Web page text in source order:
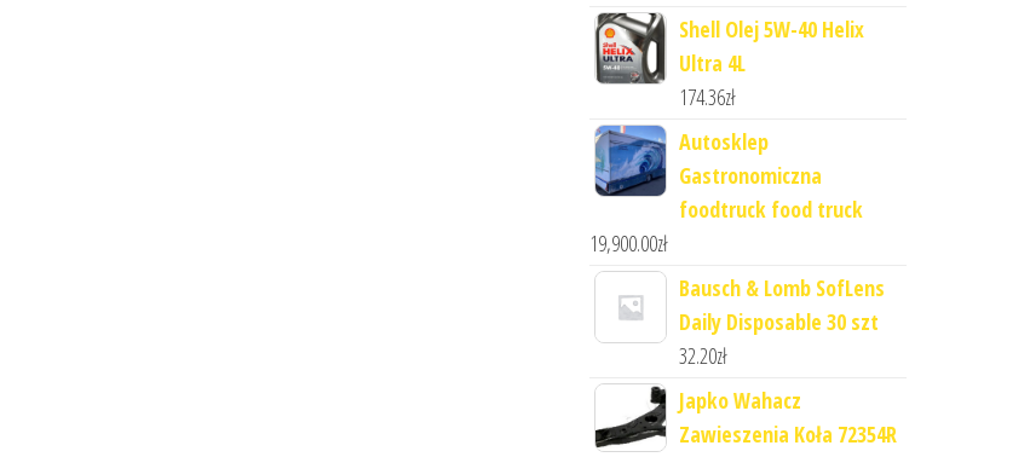
Shell Olej 5W-40 Helix
Ultra 4L
174.36zł
Autosklep
Gastronomiczna
foodtruck food truck
19,900.00zł
Bausch & Lomb SofLens
Daily Disposable 30 szt
32.20zł
Japko Wahacz
Zawieszenia Koła 72354R